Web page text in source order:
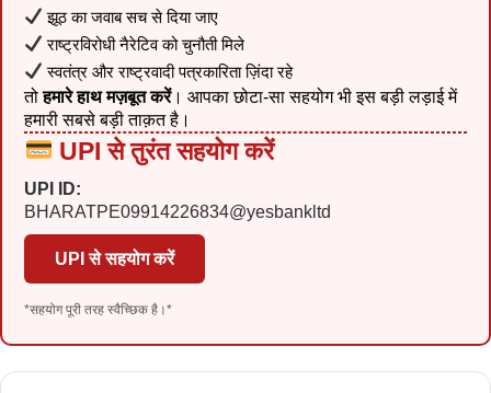
झूठ का जवाब सच से दिया जाए
राष्ट्रविरोधी नैरेटिव को चुनौती मिले
स्वतंत्र और राष्ट्रवादी पत्रकारिता ज़िंदा रहे
तोहमारे हाथ मज़बूत करें। आपका छोटा-सा सहयोग भी इस बड़ी लड़ाई में
हमारी सबसे बड़ी ताक़त है।
UPI से तुरंत सहयोग करें
UPI ID:
BHARATPE09914226834@yesbankltd
UPI से सहयोग करें
*सहयोग पूरी तरह स्वैच्छिक है।*